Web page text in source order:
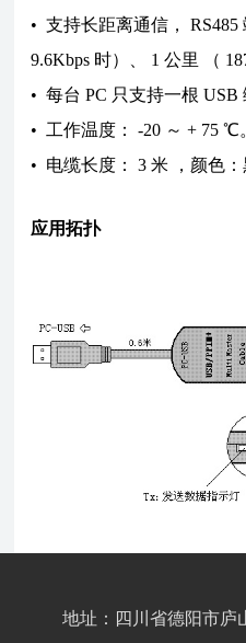
• 支持长距离通信，
9.6Kbps 时）、 1 公里 （
• 每台 PC 只支持一根 USB
• 工作温度： -20 ～ + 75 ℃
• 电缆长度： 3 米 ，颜色：
应用拓扑
地址：四川省德阳市庐